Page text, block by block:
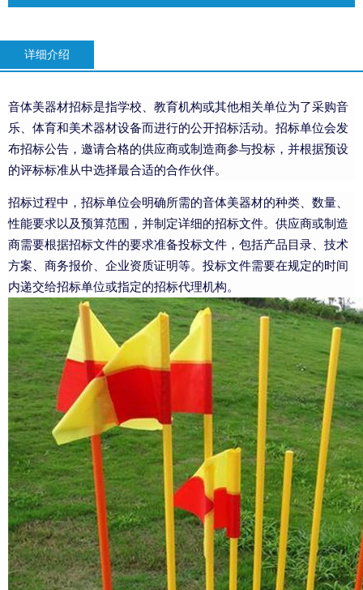
详细介绍
音体美器材招标是指学校、教育机构或其他相关单位为了采购音
乐、体育和美术器材设备而进行的公开招标活动。招标单位会发
布招标公告，邀请合格的供应商或制造商参与投标，并根据预设
的评标标准从中选择最合适的合作伙伴。
招标过程中，招标单位会明确所需的音体美器材的种类、数量、
性能要求以及预算范围，并制定详细的招标文件。供应商或制造
商需要根据招标文件的要求准备投标文件，包括产品目录、技术
方案、商务报价、企业资质证明等。投标文件需要在规定的时间
内递交给招标单位或指定的招标代理机构。